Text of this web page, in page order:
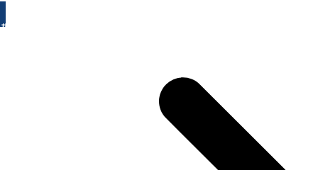
팅 바로가기